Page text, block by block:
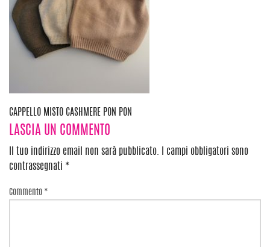
Navigazione
articoli
CAPPELLO MISTO CASHMERE PON PON
LASCIA UN COMMENTO
Il tuo indirizzo email non sarà pubblicato.
I campi obbligatori sono
contrassegnati *
Commento *